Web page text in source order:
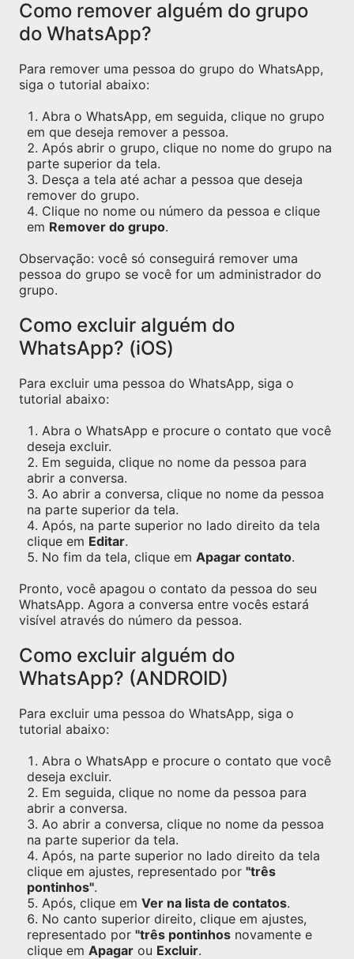
Como remover alguém do grupo
do WhatsApp?
Para remover uma pessoa do grupo do WhatsApp,
siga o tutorial abaixo:
Abra o WhatsApp, em seguida, clique no grupo
em que deseja remover a pessoa.
Após abrir o grupo, clique no nome do grupo na
parte superior da tela.
Desça a tela até achar a pessoa que deseja
remover do grupo.
Clique no nome ou número da pessoa e clique
em Remover do grupo.
Observação: você só conseguirá remover uma
pessoa do grupo se você for um administrador do
grupo.
Como excluir alguém do
WhatsApp? (iOS)
Para excluir uma pessoa do WhatsApp, siga o
tutorial abaixo:
Abra o WhatsApp e procure o contato que você
deseja excluir.
Em seguida, clique no nome da pessoa para
abrir a conversa.
Ao abrir a conversa, clique no nome da pessoa
na parte superior da tela.
Após, na parte superior no lado direito da tela
clique em Editar.
No fim da tela, clique em Apagar contato.
Pronto, você apagou o contato da pessoa do seu
WhatsApp. Agora a conversa entre vocês estará
visível através do número da pessoa.
Como excluir alguém do
WhatsApp? (ANDROID)
Para excluir uma pessoa do WhatsApp, siga o
tutorial abaixo:
Abra o WhatsApp e procure o contato que você
deseja excluir.
Em seguida, clique no nome da pessoa para
abrir a conversa.
Ao abrir a conversa, clique no nome da pessoa
na parte superior da tela.
Após, na parte superior no lado direito da tela
clique em ajustes, representado por "três
pontinhos".
Após, clique em Ver na lista de contatos.
No canto superior direito, clique em ajustes,
representado por "três pontinhos novamente e
clique em Apagar ou Excluir.